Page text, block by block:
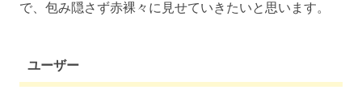
で、包み隠さず赤裸々に見せていきたいと思います。
ユーザー